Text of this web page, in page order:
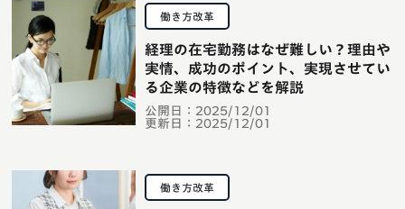
働き方改革
公開日： 2025/12/01
更新日： 2025/12/01
経理の在宅勤務はなぜ難しい？理由や
実情、成功のポイント、実現させてい
る企業の特徴などを解説
働き方改革